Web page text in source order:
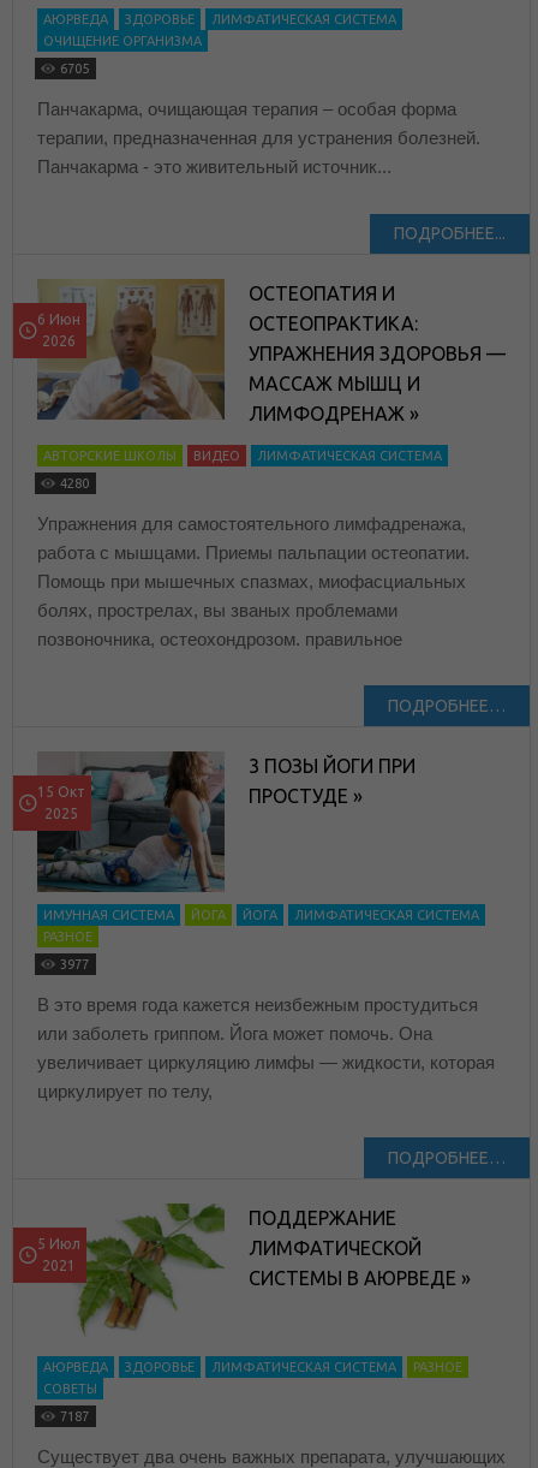
АЮРВЕДА ЗДОРОВЬЕ
ЛИМФАТИЧЕСКАЯ СИСТЕМА
ОЧИЩЕНИЕ ОРГАНИЗМА
6705
Панчакарма, очищающая терапия – особая форма
терапии, предназначенная для устранения болезней.
Панчакарма - это живительный источник...
ПОДРОБНЕЕ...
6 Июн
2026
ОСТЕОПАТИЯ И
ОСТЕОПРАКТИКА:
УПРАЖНЕНИЯ ЗДОРОВЬЯ —
МАССАЖ МЫШЦ И
ЛИМФОДРЕНАЖ »
АВТОРСКИЕ ШКОЛЫ ВИДЕО
ЛИМФАТИЧЕСКАЯ СИСТЕМА
4280
Упражнения для самостоятельного лимфадренажа,
работа с мышцами. Приемы пальпации остеопатии.
Помощь при мышечных спазмах, миофасциальных
болях, прострелах, вы званых проблемами
позвоночника, остеохондрозом. правильное
ПОДРОБНЕЕ…
15 Окт
2025
3 ПОЗЫ ЙОГИ ПРИ
ПРОСТУДЕ »
ИМУННАЯ СИСТЕМА ЙОГА ЙОГА
ЛИМФАТИЧЕСКАЯ СИСТЕМА
РАЗНОЕ
3977
В это время года кажется неизбежным простудиться
или заболеть гриппом. Йога может помочь. Она
увеличивает циркуляцию лимфы — жидкости, которая
циркулирует по телу,
ПОДРОБНЕЕ…
5 Июл
2021
ПОДДЕРЖАНИЕ
ЛИМФАТИЧЕСКОЙ
СИСТЕМЫ В АЮРВЕДЕ »
АЮРВЕДА ЗДОРОВЬЕ ЛИМФАТИЧЕСКАЯ СИСТЕМА
РАЗНОЕ
СОВЕТЫ
7187
Существует два очень важных препарата, улучшающих